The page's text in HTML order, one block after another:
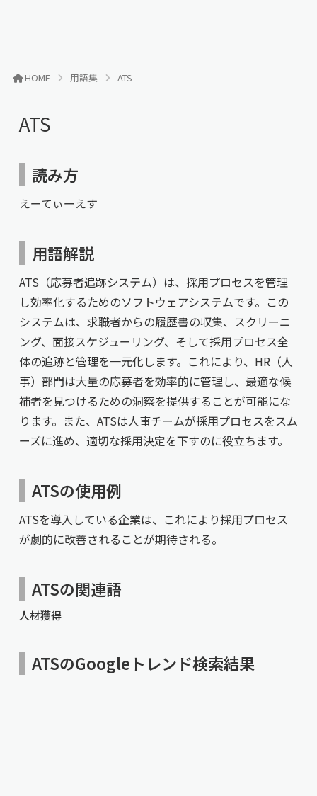
HOME 用語集 ATS
ATS
読み方
えーてぃーえす
用語解説
ATS（応募者追跡システム）は、採用プロセスを管理
し効率化するためのソフトウェアシステムです。この
システムは、求職者からの履歴書の収集、スクリーニ
ング、面接スケジューリング、そして採用プロセス全
体の追跡と管理を一元化します。これにより、HR（人
事）部門は大量の応募者を効率的に管理し、最適な候
補者を見つけるための洞察を提供することが可能にな
ります。また、ATSは人事チームが採用プロセスをスム
ーズに進め、適切な採用決定を下すのに役立ちます。
ATSの使用例
ATSを導入している企業は、これにより採用プロセス
が劇的に改善されることが期待される。
ATSの関連語
人材獲得
ATSのGoogleトレンド検索結果